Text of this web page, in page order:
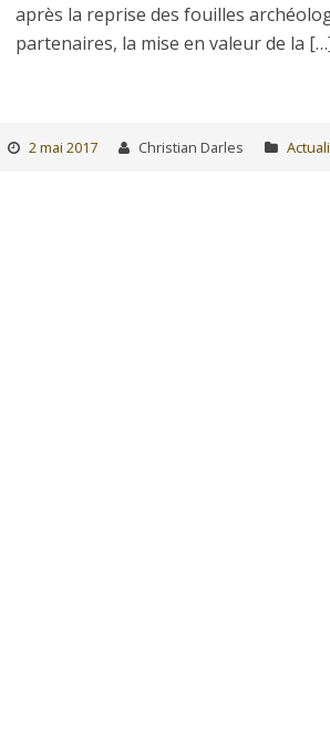
après la reprise des fouilles
partenaires, la mise en valeur de la
2 mai 2017 Christian Darles